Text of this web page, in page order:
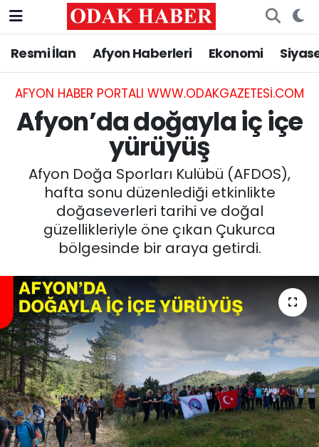
Resmi İlan Afyon Haberleri Ekonomi
AFYON HABER PORTALI WWW.ODAKGAZETESI.COM
Afyon’da doğayla iç içe
yürüyüş
Afyon Doğa Sporları Kulübü (AFDOS),
hafta sonu düzenlediği etkinlikte
doğaseverleri tarihi ve doğal
güzellikleriyle öne çıkan Çukurca
bölgesinde bir araya getirdi.
AFYONKARAHİSAR HABERLERİ
Resmi İlan
ASAYİŞ
SİYASET
EĞİTİM
MAGAZİN
SAĞLIK
SPOR
11:11 MANŞET
Nöbetçi Eczaneler
Hava Durumu
Trafik Durumu
Süper Lig Puan Durumu ve Fikstür
Tüm Manşetler
Son Dakika Haberleri
Haber Arşivi